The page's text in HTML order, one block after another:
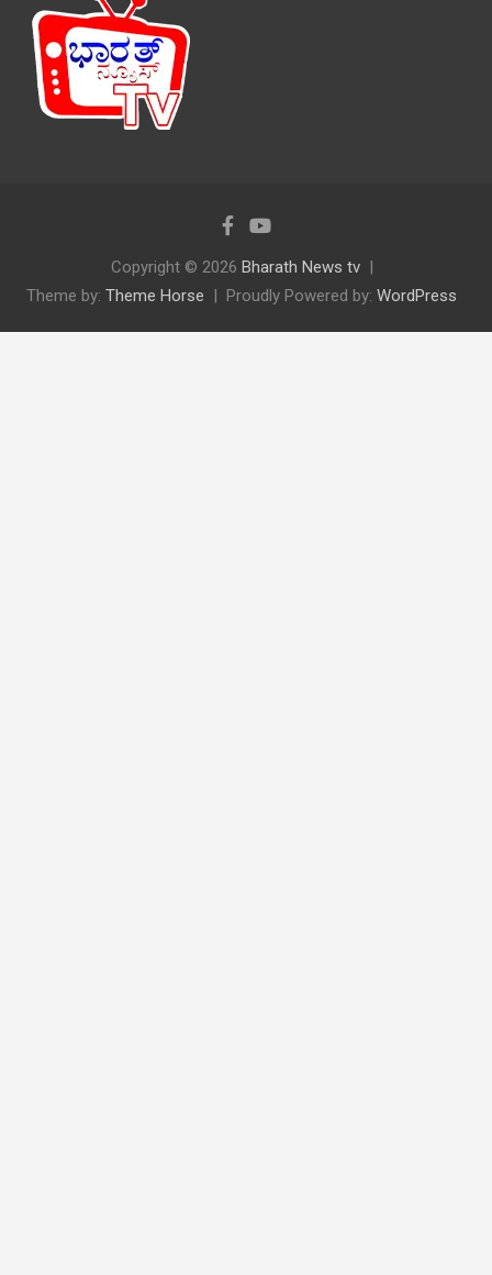
Copyright © 2026 Bharath News tv
Theme by: Theme Horse Proudly Powered by: WordPress